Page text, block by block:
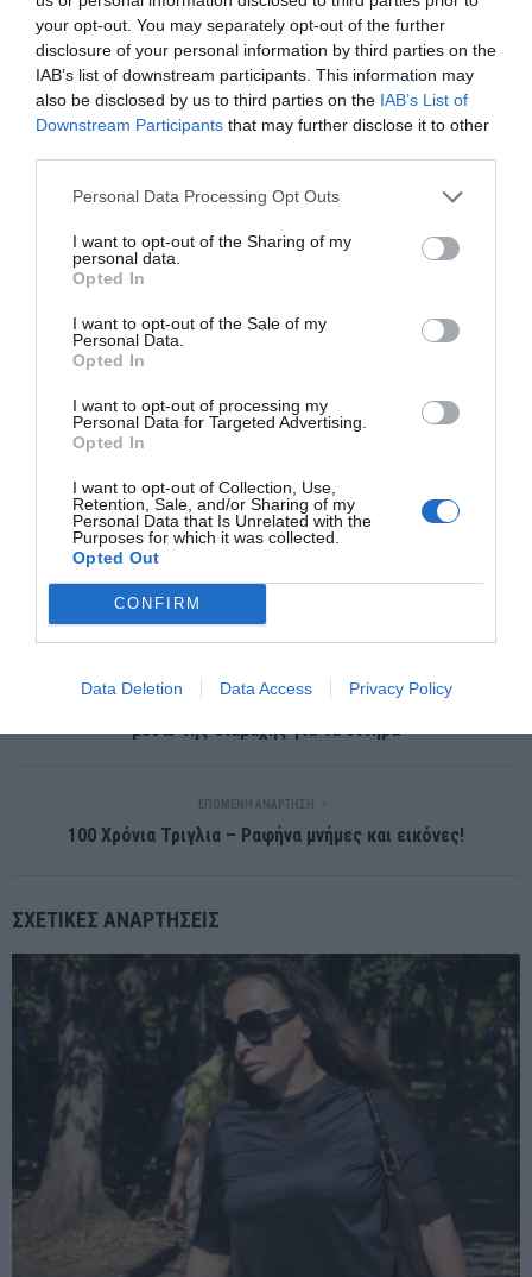
your opt-out. You may separately opt-out of the further
disclosure of your personal information by third parties on the
IAB’s list of downstream participants. This information may
also be disclosed by us to third parties on the IAB’s List of
Downstream Participants that may further disclose it to other
Personal Data Processing Opt Outs
I want to opt-out of the Sharing of my
personal data.
Opted In
I want to opt-out of the Sale of my
Personal Data.
Opted In
I want to opt-out of processing my
Personal Data for Targeted Advertising.
Opted In
I want to opt-out of Collection, Use,
Retention, Sale, and/or Sharing of my
Personal Data that Is Unrelated with the
Purposes for which it was collected.
Opted Out
CONFIRM
Data Deletion Data Access Privacy Policy
δημιουργίας δικής του στρατιωτικής βάσης στη χώρα. Στον πιο
πρόσφατο πόλεμο για το Ναγκόρνο Καραμπάχ το 2020 δεν ήταν
μόνο η τουρκική στρατιωτική ενίσχυση που βοήθησε το
Αζερμπαϊτζάν να φτάσει στη νίκη. Καθοριστικό ρόλο έπαιξαν
και τα τουρκικά ντρόουν. Ο πόλεμος έδωσε σημαντική ώθηση
υποστήριξη από την Τουρκία τής επέτρεψε να εδραιώσει την
δικής της επιρροή στον νότιο Καύκασοκαι να περιορίσει την
ιρανική επιρροή στην περιοχή. Η Άγκυρα μπόρεσε επίσης να
παρουσιαστεί ως υπέρμαχος των συμφερόντων τους. Έκτοτε η
Τουρκία έδωσε στην εξωτερική της πολιτική ένα ισχυρότερο
στρατιωτικό υπόβαθρο”. dw.gr
Διακοπή στρατιωτικής ενίσχυσης Πολωνίας σε Ουκρανία εν
μέσω της διαμάχης για τα σιτηρά
ΕΠΌΜΕΝΗ ΑΝΆΡΤΗΣΗ
100 Χρόνια Τριγλια – Ραφήνα μνήμες και εικόνες!
ΣΧΕΤΙΚΈΣ ΑΝΑΡΤΉΣΕΙΣ